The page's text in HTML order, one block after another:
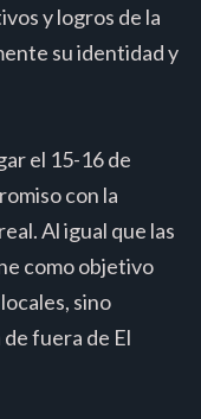
y logros de la
su identidad y
el 15-16 de
con la
Al igual que las
como objetivo
sino
fuera de El